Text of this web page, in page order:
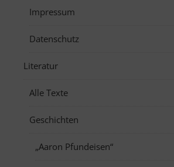
Impressum
Datenschutz
Literatur
Alle Texte
Geschichten
„Aaron Pfundeisen“